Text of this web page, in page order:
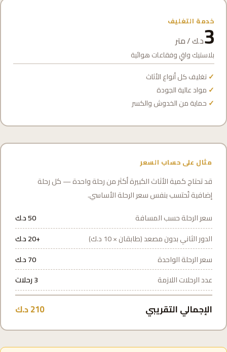
خدمة التغليف
3د.ك / متر
بلاستيك واقٍ وفقاعات هوائية
تغليف كل أنواع الأثاث
مواد عالية الجودة
حماية من الخدوش والكسر
مثال على حساب السعر
قد تحتاج كمية الأثاث الكبيرة أكثر من رحلة واحدة — كل رحلة
إضافية تُحتسب بنفس سعر الرحلة الأساسي.
سعر الرحلة حسب المسافة
50 د.ك
الدور الثاني بدون مصعد (طابقان × 10 د.ك)
+20 د.ك
سعر الرحلة الواحدة
70 د.ك
عدد الرحلات اللازمة
3 رحلات
الإجمالي التقريبي 210 د.ك